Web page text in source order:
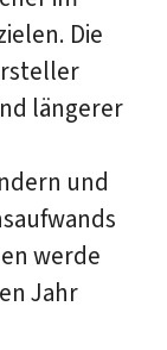
Die
längerer
und
werde
Jahr